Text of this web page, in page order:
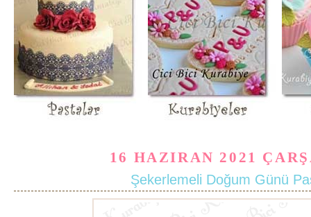
16 HAZIRAN 2021
Şekerlemeli Doğum Günü